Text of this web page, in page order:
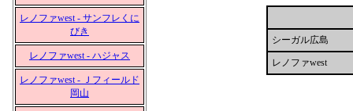
レノファwest - サンフレくに
びき
レノファwest - ハジャス
レノファwest - Ｊフィールド
岡山
シーガル広島
レノファwest